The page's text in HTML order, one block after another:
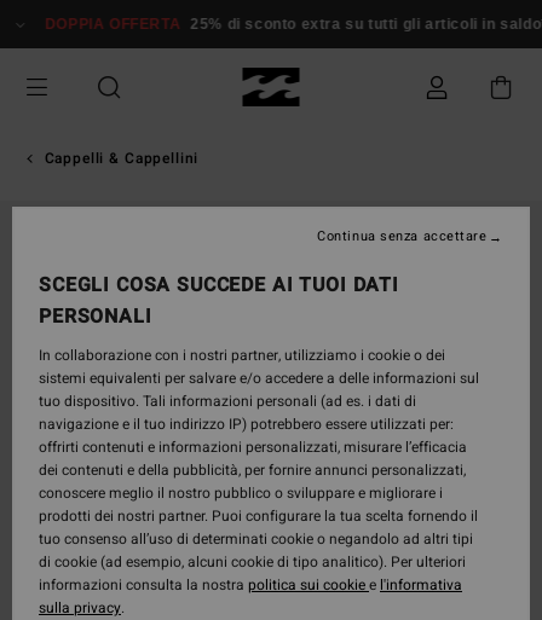
alle
prodotto
DOPPIA OFFERTA 25% di sconto extra su tutti gli articoli in saldo*
Cappelli & Cappellini
SCEGLI COSA SUCCEDE AI TUOI DATI
PERSONALI
In collaborazione con i nostri partner, utilizziamo i cookie o dei
sistemi equivalenti per salvare e/o accedere a delle informazioni sul
tuo dispositivo. Tali informazioni personali (ad es. i dati di
navigazione e il tuo indirizzo IP) potrebbero essere utilizzati per:
offrirti contenuti e informazioni personalizzati, misurare l’efficacia
dei contenuti e della pubblicità, per fornire annunci personalizzati,
conoscere meglio il nostro pubblico o sviluppare e migliorare i
prodotti dei nostri partner. Puoi configurare la tua scelta fornendo il
tuo consenso all’uso di determinati cookie o negandolo ad altri tipi
di cookie (ad esempio, alcuni cookie di tipo analitico). Per ulteriori
informazioni consulta la nostra politica sui cookiee l'informativa
sulla privacy.
Continua senza accettare